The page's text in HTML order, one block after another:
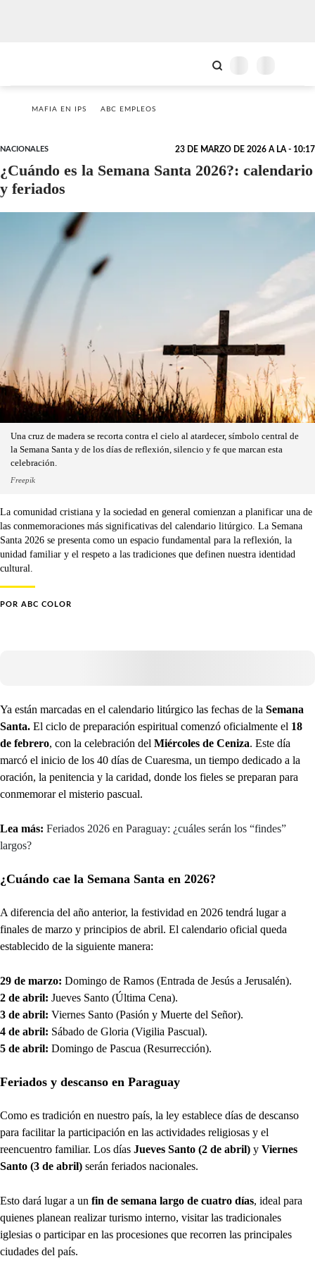
MAFIA EN IPS ABC EMPLEOS
NACIONALES 23 DE MARZO DE 2026 A LA - 10:17
¿Cuándo es la Semana Santa 2026?: calendario
y feriados
Una cruz de madera se recorta contra el cielo al atardecer, símbolo central de
la Semana Santa y de los días de reflexión, silencio y fe que marcan esta
celebración.
Freepik
La comunidad cristiana y la sociedad en general comienzan a planificar una de
las conmemoraciones más significativas del calendario litúrgico. La Semana
Santa 2026 se presenta como un espacio fundamental para la reflexión, la
unidad familiar y el respeto a las tradiciones que definen nuestra identidad
cultural.
POR ABC COLOR
Ya están marcadas en el calendario litúrgico las fechas de la Semana
Santa. El ciclo de preparación espiritual comenzó oficialmente el 18
de febrero, con la celebración del Miércoles de Ceniza. Este día
marcó el inicio de los 40 días de Cuaresma, un tiempo dedicado a la
oración, la penitencia y la caridad, donde los fieles se preparan para
conmemorar el misterio pascual.
Lea más: Feriados 2026 en Paraguay: ¿cuáles serán los “findes”
largos?
¿Cuándo cae la Semana Santa en 2026?
A diferencia del año anterior, la festividad en 2026 tendrá lugar a
finales de marzo y principios de abril. El calendario oficial queda
establecido de la siguiente manera:
29 de marzo: Domingo de Ramos (Entrada de Jesús a Jerusalén).
2 de abril: Jueves Santo (Última Cena).
3 de abril: Viernes Santo (Pasión y Muerte del Señor).
4 de abril: Sábado de Gloria (Vigilia Pascual).
5 de abril: Domingo de Pascua (Resurrección).
Feriados y descanso en Paraguay
Como es tradición en nuestro país, la ley establece días de descanso
para facilitar la participación en las actividades religiosas y el
reencuentro familiar. Los días Jueves Santo (2 de abril) y Viernes
Santo (3 de abril) serán feriados nacionales.
Esto dará lugar a un fin de semana largo de cuatro días, ideal para
quienes planean realizar turismo interno, visitar las tradicionales
iglesias o participar en las procesiones que recorren las principales
ciudades del país.